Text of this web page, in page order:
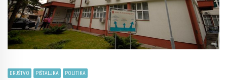
DRUŠTVO PIŠTALJKA POLITIKA